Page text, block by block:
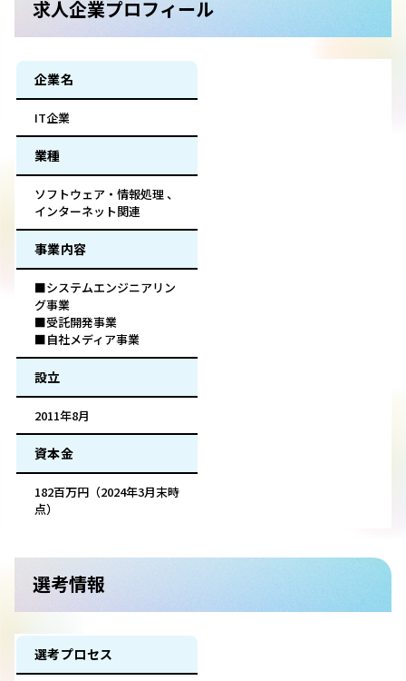
求人企業プロフィール
企業名
IT企業
業種
ソフトウェア・情報処理 、
インターネット関連
事業内容
■システムエンジニアリン
グ事業
■受託開発事業
■自社メディア事業
設立
2011年8月
資本金
182百万円（2024年3月末時
点）
選考情報
選考プロセス